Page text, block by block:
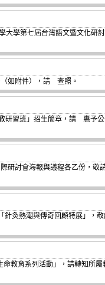
大學第七屆台灣語文暨文化研
如附件），請 查照。
研習班」招生簡章，請 惠予
研討會海報與議程各乙份，敬
灸熱潮與傳奇回顧特展」，
教育系列活動」，請轉知所